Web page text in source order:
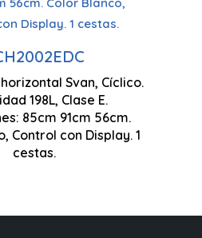
Svan, Cíclico.
198L, Clase E.
85cm 91cm 56cm.
Control con Display. 1
cestas.
Display LED
Super